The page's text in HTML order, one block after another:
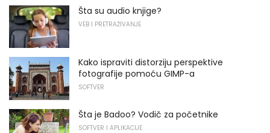
Šta su audio knjige?
VEB I PRETRAŽIVANJE
Kako ispraviti distorziju perspektive
fotografije pomoću GIMP-a
SOFTVER
Šta je Badoo? Vodič za početnike
SOFTVER I APLIKACIJE